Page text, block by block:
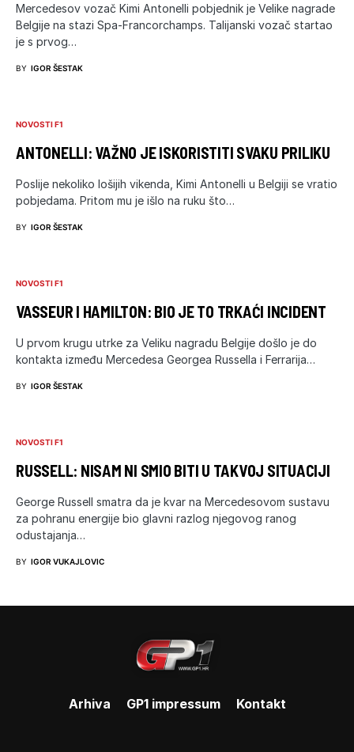
Mercedesov vozač Kimi Antonelli pobjednik je Velike nagrade
Belgije na stazi Spa-Francorchamps. Talijanski vozač startao
je s prvog…
BY IGOR ŠESTAK
NOVOSTI F1
ANTONELLI: VAŽNO JE ISKORISTITI SVAKU PRILIKU
Poslije nekoliko lošijih vikenda, Kimi Antonelli u Belgiji se vratio
pobjedama. Pritom mu je išlo na ruku što…
BY IGOR ŠESTAK
NOVOSTI F1
VASSEUR I HAMILTON: BIO JE TO TRKAĆI INCIDENT
U prvom krugu utrke za Veliku nagradu Belgije došlo je do
kontakta između Mercedesa Georgea Russella i Ferrarija…
BY IGOR ŠESTAK
NOVOSTI F1
RUSSELL: NISAM NI SMIO BITI U TAKVOJ SITUACIJI
George Russell smatra da je kvar na Mercedesovom sustavu
za pohranu energije bio glavni razlog njegovog ranog
odustajanja…
BY IGOR VUKAJLOVIC
Arhiva GP1 impressum Kontakt